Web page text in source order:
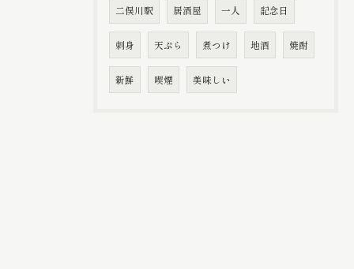
二俣川駅 居酒屋 一人 記念日
刺身 天ぷら 煮つけ 地酒 焼酎
新鮮 喫煙 美味しい